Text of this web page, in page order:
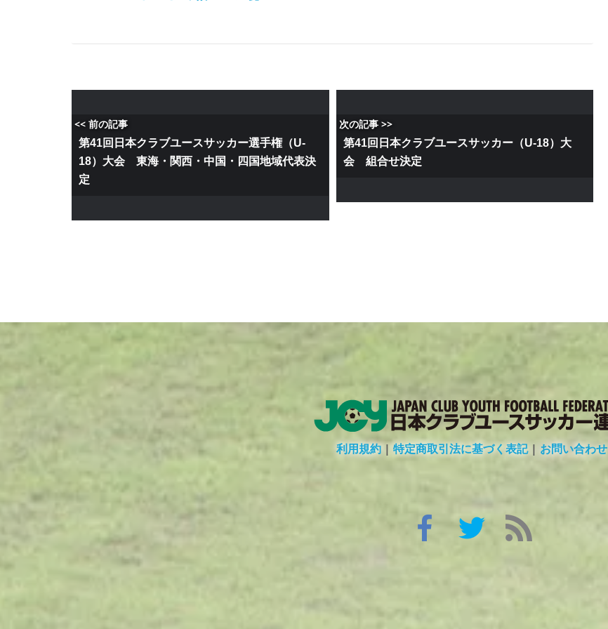
<< 前の記事
第41回日本クラブユースサッカー選手権（U-
18）大会 東海・関西・中国・四国地域代表決
定
次の記事 >>
第41回日本クラブユースサッカー（U-18）大
会 組合せ決定
利用規約 | 特定商取引法に基づく表記| お問い合わせ